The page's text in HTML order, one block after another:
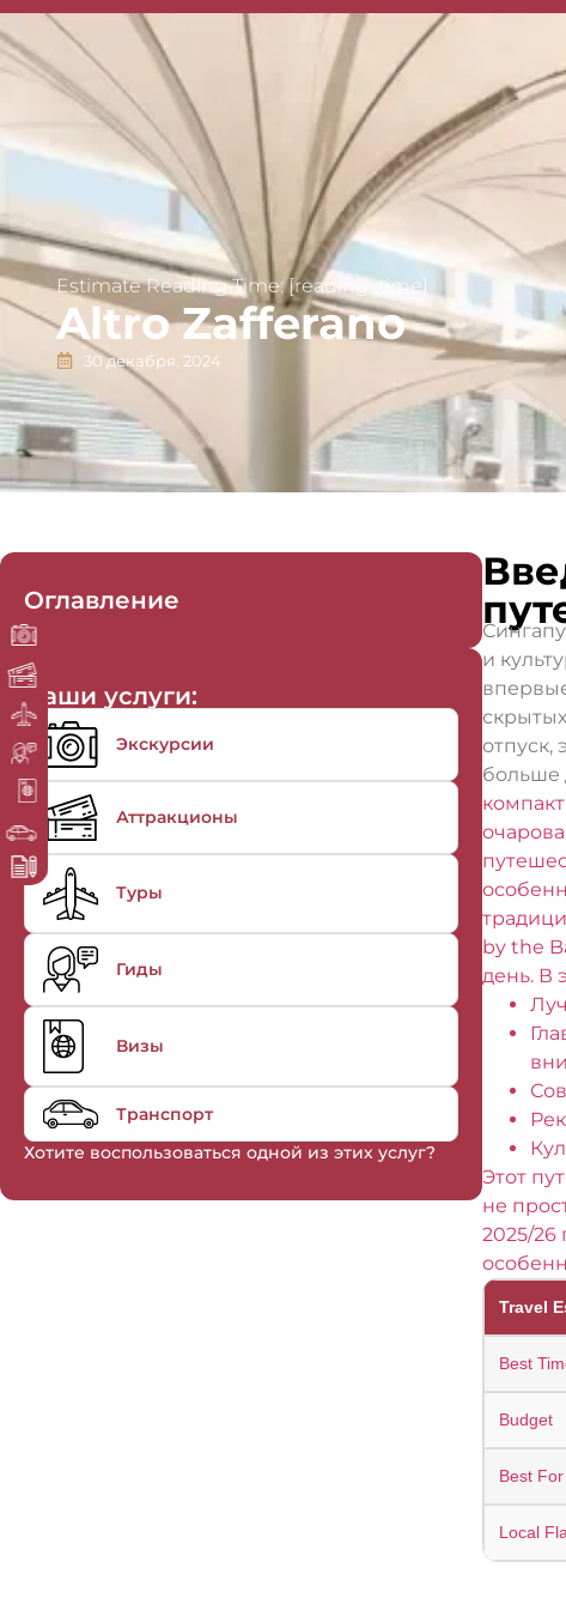
Singapore Guides
Estimate Reading Time: [reading_time]
Altro Zafferano
30 декабря, 2024
Оглавление
Наши услуги:
Экскурсии
Аттракционы
Туры
Гиды
Визы
Транспорт
Хотите воспользоваться одной из этих услуг?
и
отпуск,
больше
by the
день. В
Этот
не
2025/26
Travel
Best
Budget
Best For
Local